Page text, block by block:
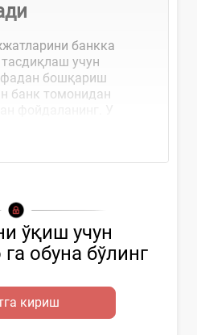
банкка
учун
бошқариш
банк томонидан
ўқиш учун
обуна бўлинг
кириш